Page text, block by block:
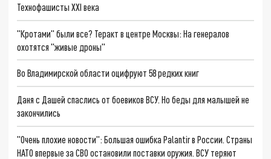
Технофашисты XXI века
"Кротами" были все? Теракт в центре Москвы: На генералов
охотятся "живые дроны"
Во Владимирской области оцифруют 58 редких книг
Даня с Дашей спаслись от боевиков ВСУ. Но беды для малышей не
закончились
"Очень плохие новости": Большая ошибка Palantir в России. Страны
НАТО впервые за СВО остановили поставки оружия. ВСУ теряют